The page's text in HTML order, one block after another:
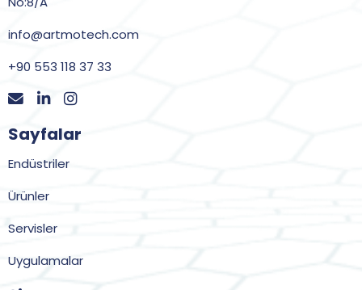
info@artmotech.com
+90 553 118 37 33
Sayfalar
Endüstriler
Ürünler
Servisler
Uygulamalar